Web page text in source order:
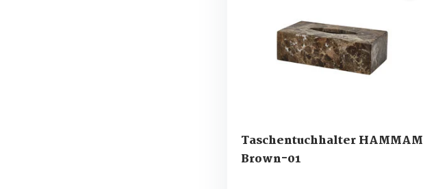
Taschentuchhalter HAMMAM
Brown-01